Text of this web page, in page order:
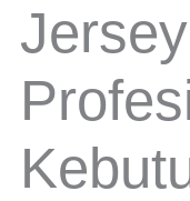
Jersey